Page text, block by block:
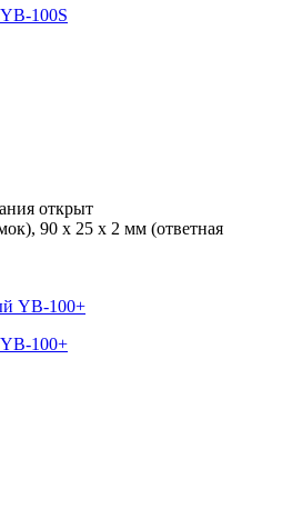
100S
открыт
90 x 25 x 2 мм (ответная
100+